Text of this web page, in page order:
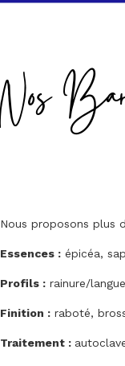
Nos
Nous proposons plus
Essences : épicéa,
Profils : rainure/
Finition : raboté,
Traitement :